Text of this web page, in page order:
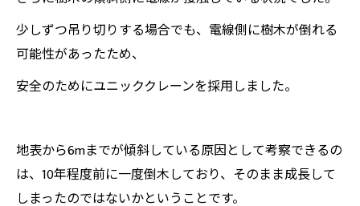
少しずつ吊り切りする場合でも、電線側に樹木が倒れる
可能性があったため、
安全のためにユニッククレーンを採用しました。
地表から6mまでが傾斜している原因として考察できるの
は、10年程度前に一度倒木しており、そのまま成長して
しまったのではないかということです。